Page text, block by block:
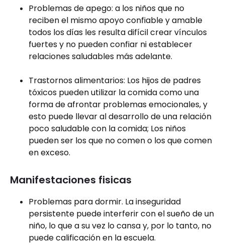
Problemas de apego: a los niños que no
reciben el mismo apoyo confiable y amable
todos los días les resulta difícil crear vínculos
fuertes y no pueden confiar ni establecer
relaciones saludables más adelante.
Trastornos alimentarios: Los hijos de padres
tóxicos pueden utilizar la comida como una
forma de afrontar problemas emocionales, y
esto puede llevar al desarrollo de una relación
poco saludable con la comida; Los niños
pueden ser los que no comen o los que comen
en exceso.
Manifestaciones fisicas
Problemas para dormir. La inseguridad
persistente puede interferir con el sueño de un
niño, lo que a su vez lo cansa y, por lo tanto, no
puede calificación en la escuela.